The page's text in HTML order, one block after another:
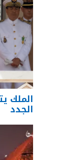
الملك
الجدد